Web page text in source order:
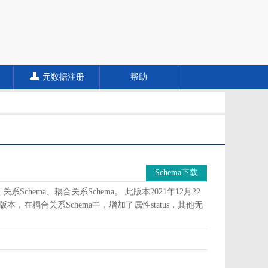
元数据注册 帮助
Schema下载
系Schema、耦合关系Schema。 此版本2021年12月22
本，在耦合关系Schema中，增加了属性status，其他无